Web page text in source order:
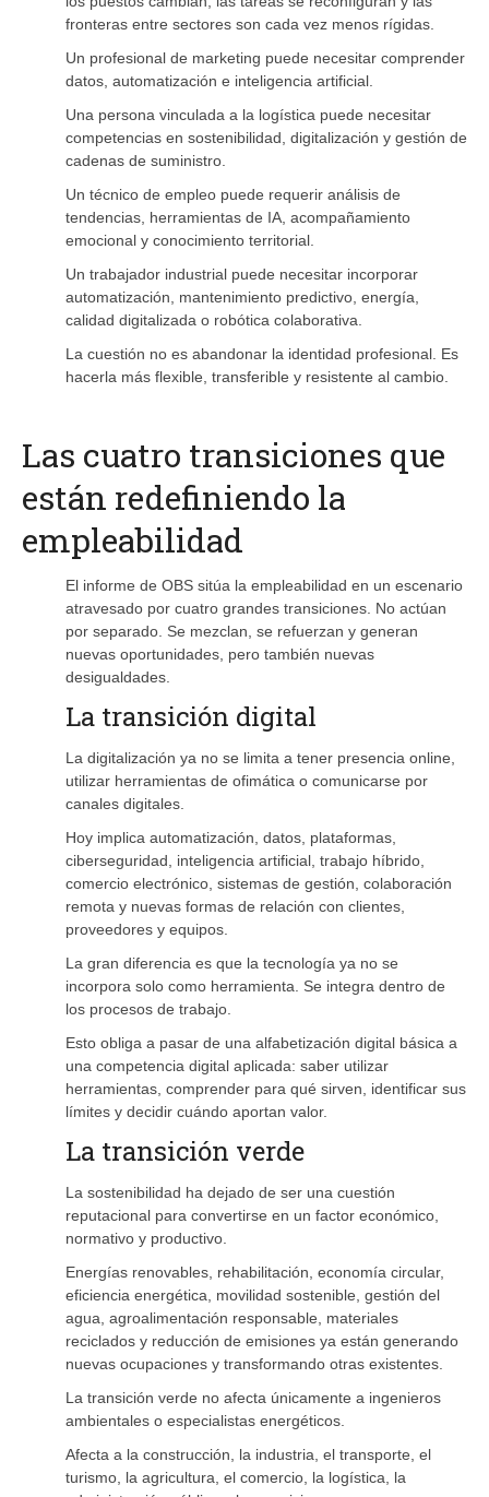
fronteras entre sectores son cada vez menos rígidas.
Un profesional de marketing puede necesitar comprender
datos, automatización e inteligencia artificial.
Una persona vinculada a la logística puede necesitar
competencias en sostenibilidad, digitalización y gestión de
cadenas de suministro.
Un técnico de empleo puede requerir análisis de
tendencias, herramientas de IA, acompañamiento
emocional y conocimiento territorial.
Un trabajador industrial puede necesitar incorporar
automatización, mantenimiento predictivo, energía,
calidad digitalizada o robótica colaborativa.
La cuestión no es abandonar la identidad profesional. Es
hacerla más flexible, transferible y resistente al cambio.
Las cuatro transiciones que
están redefiniendo la
empleabilidad
El informe de OBS sitúa la empleabilidad en un escenario
atravesado por cuatro grandes transiciones. No actúan
por separado. Se mezclan, se refuerzan y generan
nuevas oportunidades, pero también nuevas
desigualdades.
La transición digital
La digitalización ya no se limita a tener presencia online,
utilizar herramientas de ofimática o comunicarse por
canales digitales.
Hoy implica automatización, datos, plataformas,
ciberseguridad, inteligencia artificial, trabajo híbrido,
comercio electrónico, sistemas de gestión, colaboración
remota y nuevas formas de relación con clientes,
proveedores y equipos.
La gran diferencia es que la tecnología ya no se
incorpora solo como herramienta. Se integra dentro de
los procesos de trabajo.
Esto obliga a pasar de una alfabetización digital básica a
una competencia digital aplicada: saber utilizar
herramientas, comprender para qué sirven, identificar sus
límites y decidir cuándo aportan valor.
La transición verde
La sostenibilidad ha dejado de ser una cuestión
reputacional para convertirse en un factor económico,
normativo y productivo.
Energías renovables, rehabilitación, economía circular,
eficiencia energética, movilidad sostenible, gestión del
agua, agroalimentación responsable, materiales
reciclados y reducción de emisiones ya están generando
nuevas ocupaciones y transformando otras existentes.
La transición verde no afecta únicamente a ingenieros
ambientales o especialistas energéticos.
Afecta a la construcción, la industria, el transporte, el
turismo, la agricultura, el comercio, la logística, la